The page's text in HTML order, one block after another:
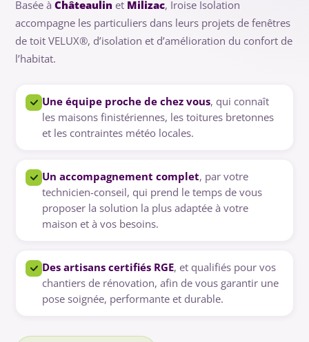
Basée àChâteaulin et Milizac, Iroise Isolation
accompagne les particuliers dans leurs projets de fenêtres
de toit VELUX®, d’isolation et d’amélioration du confort de
l’habitat.
Une équipe proche de chez vous, qui connaît
les maisons finistériennes, les toitures bretonnes
et les contraintes météo locales.
Un accompagnement complet, par votre
technicien-conseil, qui prend le temps de vous
proposer la solution la plus adaptée à votre
maison et à vos besoins.
Des artisans certifiés RGE, et qualifiés pour vos
chantiers de rénovation, afin de vous garantir une
pose soignée, performante et durable.